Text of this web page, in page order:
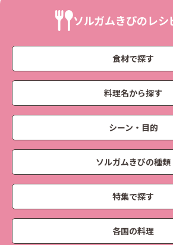
ソルガムきびのレシ
食材で探す
料理名から探す
シーン・目的
ソルガムきびの種類
特集で探す
各国の料理